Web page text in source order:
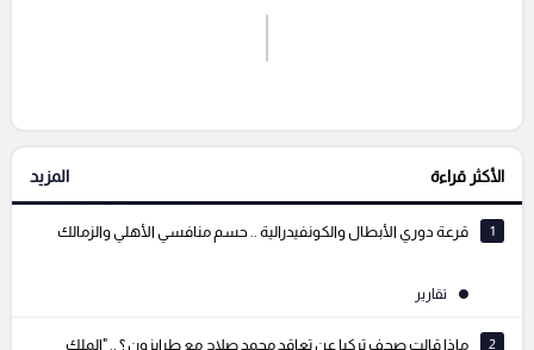
إرسال تعليق
التعليقات السابقة
الأكثر قراءة المزيد
1 قرعة دوري الأبطال والكونفيدرالية .. حسم منافسي الأهلي والزمالك
تقارير
2 ماذا قالت صحف تركيا عن تعاقد محمد صلاح مع طرابزون ؟ .. "الملك